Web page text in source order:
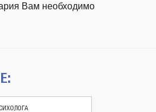
Вам необходимо